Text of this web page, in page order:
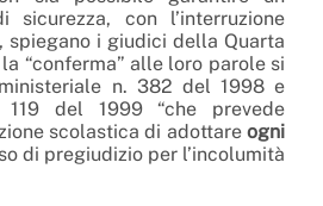
sicurezza, con l’interruzione
spiegano i giudici della Quarta
“conferma” alle loro parole si
n. 382 del 1998 e
del 1999 “che prevede
scolastica di adottare ogni
di pregiudizio per l’incolumità